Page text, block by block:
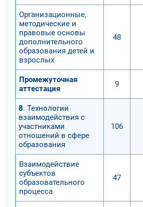
Организационные,
методические и
правовые основы
дополнительного
образования детей и
взрослых
48
Промежуточная
аттестация
9
8. Технологии
взаимодействия с
участниками
отношений в сфере
образования
106
Взаимодействие
субъектов
образовательного
процесса
47